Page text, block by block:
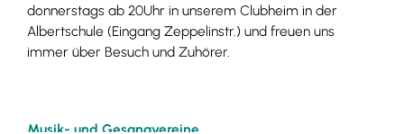
donnerstags ab 20Uhr in unserem Clubheim in der
Albertschule (Eingang Zeppelinstr.) und freuen uns
immer über Besuch und Zuhörer.
Musik- und Gesangvereine